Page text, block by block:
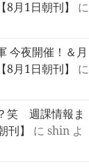
月1日朝刊】
に
今夜開催！＆月
月1日朝刊】
に
笑 週課情報ま
刊】
にshin よ